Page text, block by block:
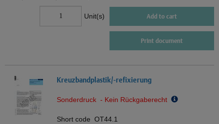
Unit(s) Add to cart
Print document
Kreuzbandplastik/-refixierung
Sonderdruck - Kein Rückgaberecht
Short code OT44.1